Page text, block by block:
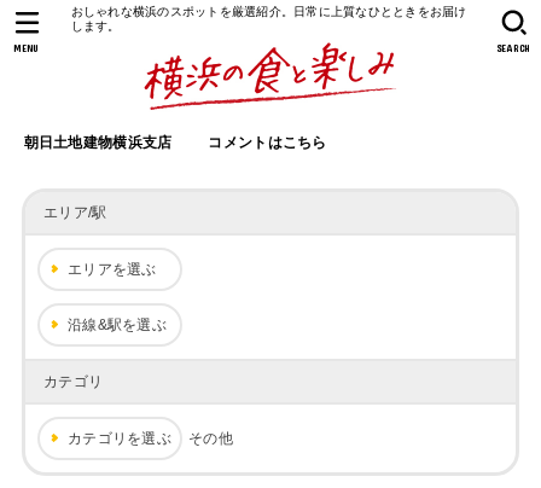
おしゃれな横浜のスポットを厳選紹介。日常に上質なひとときをお届け
します。
朝日土地建物横浜支店 コメントはこちら
SEARCH
MENU
エリア/駅
エリアを選ぶ
沿線&駅を選ぶ
カテゴリ
カテゴリを選ぶ その他